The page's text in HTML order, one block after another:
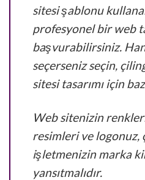
sitesi şablonu
profesyonel bir web
başvurabilirsiniz.
seçerseniz seçin,
sitesi tasarımı için
Web sitenizin
resimleri ve logonuz,
işletmenizin marka
yansıtmalıdır.